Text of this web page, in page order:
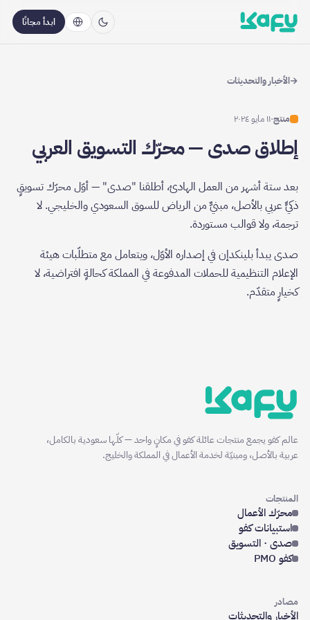
ابدأ مجانًا
←الأخبار والتحديثات
منتج·١١ مايو ٢٠٢٤
إطلاق صدى — محرّك التسويق العربي
بعد ستة أشهر من العمل الهادئ، أطلقنا "صدى" — أوّل محرّك تسويقٍ
ذكيٍّ عربي بالأصل، مبنيٌّ من الرياض للسوق السعودي والخليجي. لا
ترجمة، ولا قوالب مستوردة.
صدى يبدأ بلينكدإن في إصداره الأوّل، ويتعامل مع متطلّبات هيئة
الإعلام التنظيمية للحملات المدفوعة في المملكة كحالةٍ افتراضية، لا
كخيارٍ متقدّم.
عالم كفو يجمع منتجات عائلة كفو في مكانٍ واحد — كلّها سعودية بالكامل،
عربية بالأصل، ومبنيّة لخدمة الأعمال في المملكة والخليج.
المنتجات
محرّك الأعمال
استبيانات كفو
صدى · التسويق
كفو PMO
مصادر
الأخبار والتحديثات